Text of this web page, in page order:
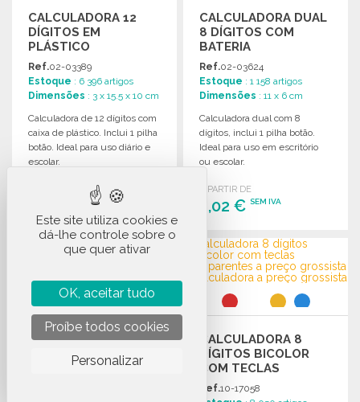
CALCULADORA 12
DÍGITOS EM
PLÁSTICO
Ref.02-03389
Estoque : 6 396 artigos
Dimensões : 3 x 15.5 x 10 cm
Calculadora de 12 dígitos com
caixa de plástico. Inclui 1 pilha
botão. Ideal para uso diário e
escolar.
SEM IVA
ENCOMENDAR
CALCULADORA DUAL
8 DÍGITOS COM
BATERIA
Ref.02-03624
Estoque : 1 158 artigos
Dimensões : 11 x 6 cm
Calculadora dual com 8
dígitos, inclui 1 pilha botão.
Ideal para uso em escritório
ou escolar.
A PARTIR DE
2,02 €SEM IVA
ENCOMENDAR
Solicitar um orçamento
CALCULADORA 10
DÍGITOS EM ABS
CALCULADORA 8
DÍGITOS BICOLOR
COM TECLAS
TRANSPARENTES
Ref.10-17058
Este site utiliza cookies e
dá-lhe controle sobre o
que quer ativar
OK, aceitar tudo
Proíbe todos cookies
Personalizar